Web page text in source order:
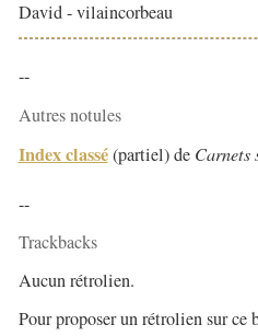
David - vilaincorbeau
--
Autres notules
Index classé(partiel) de Carnets
--
Trackbacks
Aucun rétrolien.
Pour proposer un rétrolien sur